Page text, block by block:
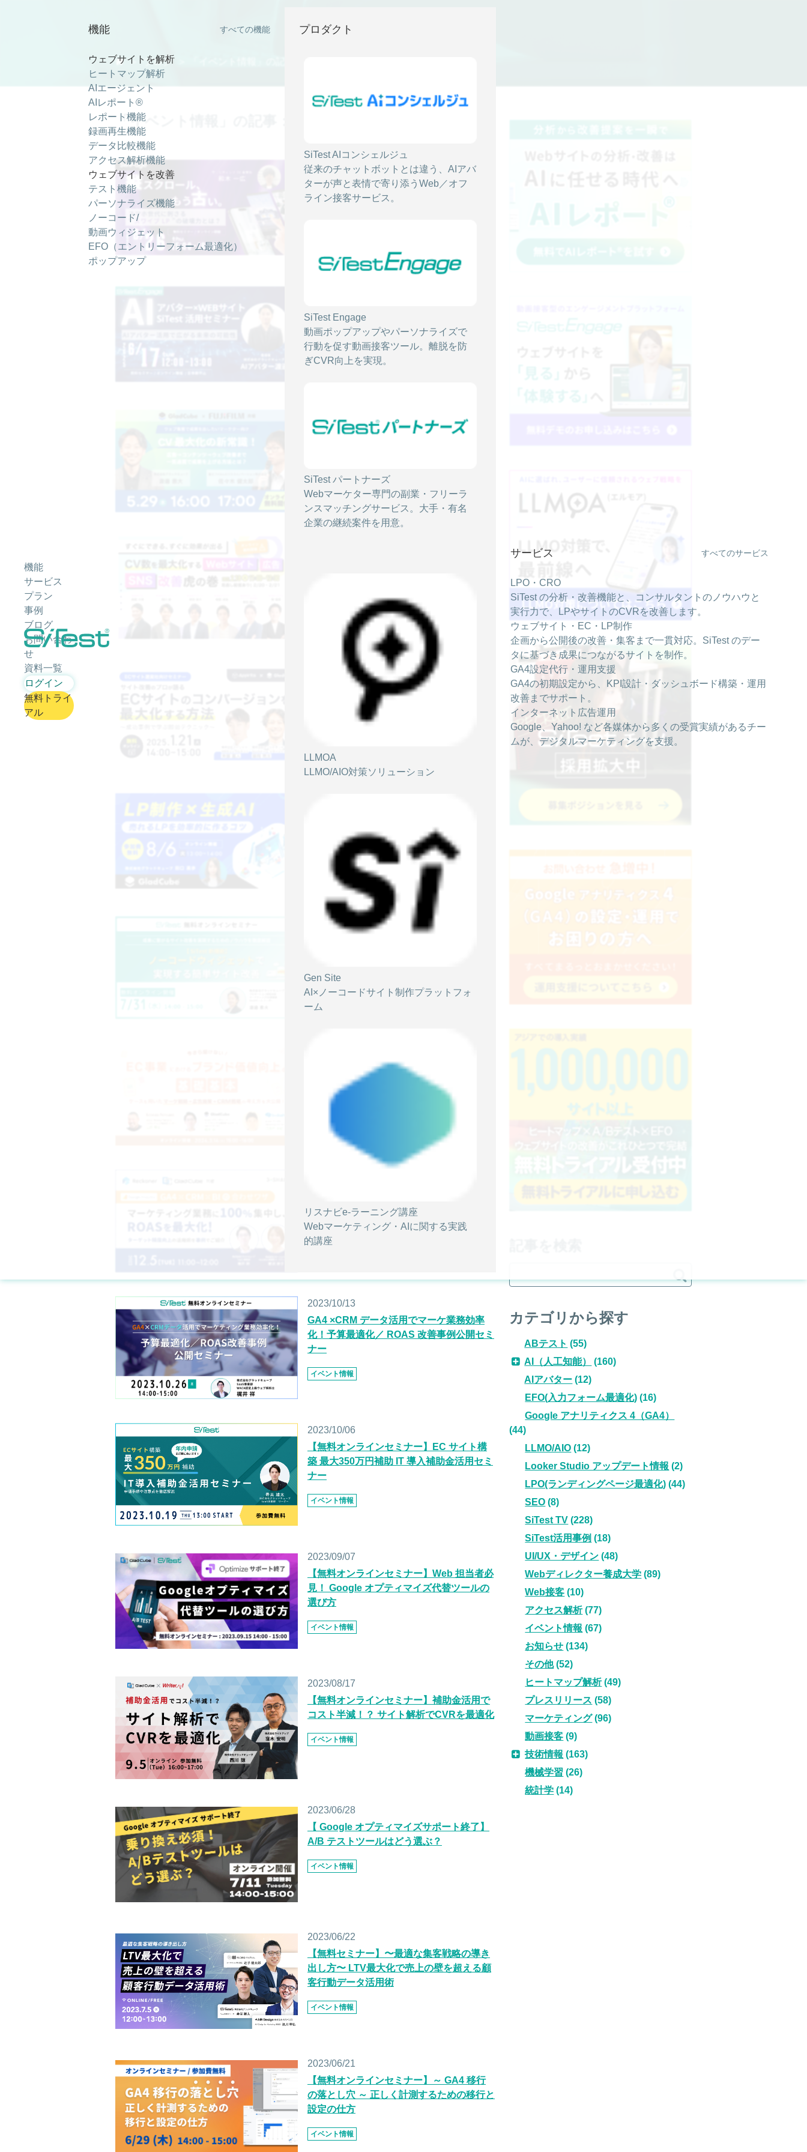
機能
サービス
プラン
事例
ブログ
お問い合わ
せ
資料一覧
ログイン
無料トライ
アル
機能 すべての機能
ウェブサイトを解析
ヒートマップ解析
AIエージェント
AIレポート®
レポート機能
録画再生機能
データ比較機能
アクセス解析機能
ウェブサイトを改善
テスト機能
パーソナライズ機能
ノーコード/
動画ウィジェット
EFO（エントリーフォーム最適化）
ポップアップ
プロダクト
SiTest AIコンシェルジュ
従来のチャットボットとは違う、AIアバ
ターが声と表情で寄り添うWeb／オフ
ライン接客サービス。
SiTest Engage
動画ポップアップやパーソナライズで
行動を促す動画接客ツール。離脱を防
ぎCVR向上を実現。
SiTest パートナーズ
Webマーケター専門の副業・フリーラ
ンスマッチングサービス。大手・有名
企業の継続案件を用意。
LLMOA
LLMO/AIO対策ソリューション
Gen Site
AI×ノーコードサイト制作プラットフォ
ーム
リスナビe-ラーニング講座
Webマーケティング・AIに関する実践
的講座
サービス すべてのサービス
LPO・CRO
SiTest の分析・改善機能と、コンサルタントのノウハウと
実行力で、LPやサイトのCVRを改善します。
ウェブサイト・EC・LP制作
企画から公開後の改善・集客まで一貫対応。SiTest のデー
タに基づき成果につながるサイトを制作。
GA4設定代行・運用支援
GA4の初期設定から、KPI設計・ダッシュボード構築・運用
改善までサポート。
インターネット広告運用
Google、Yahoo! など各媒体から多くの受賞実績があるチー
ムが、デジタルマーケティングを支援。
 ＞ ブログ
「イベント情報」の記事：
2025/06/19
【無料オンラインセミナー】「縦スクロー
ル、もう古い。」 スマホ世代に刺さる“ ス
×WEBサイト SiTest活用セミナー ～AIア
バター活用で広がる未来の可能性～
イベント情報
【無料オンラインセミナー】コンバージョ
とは？
イベント情報
2024/12/24
【無料オンラインセミナー】サイト改善の
プロが語る ECサイトのコンバージョンを
最大化する方法
AI ～ 売れる LP を効率的に作るコツ～
イベント情報
2024/07/23
善
イベント情報
無料オンラインセミナー【EC事業における
ブランド価値向上の基礎基本】～ケースを
用いたマーケ戦略～広告施策～CRM戦略の
イベント情報
合わせワザ】マーケティング業務に100%
集中し、ROASを最大化／ターゲット精度
向上の活用術を事例でご紹介
2023/10/13
GA4 ×CRM データ活用でマーケ業務効率
化！予算最適化／ ROAS 改善事例公開セミ
ナー
イベント情報
2023/10/06
【無料オンラインセミナー】EC サイト構
築 最大350万円補助 IT 導入補助金活用セミ
ナー
イベント情報
2023/09/07
【無料オンラインセミナー】Web 担当者必
見！ Google オプティマイズ代替ツールの
選び方
イベント情報
2023/08/17
【無料オンラインセミナー】補助金活用で
コスト半減！？ サイト解析でCVRを最適化
イベント情報
2023/06/28
【 Google オプティマイズサポート終了】
A/B テストツールはどう選ぶ？
イベント情報
2023/06/22
【無料セミナー】〜最適な集客戦略の導き
出し方〜 LTV最大化で売上の壁を超える顧
客行動データ活用術
イベント情報
2023/06/21
【無料オンラインセミナー】～ GA4 移行
の落とし穴 ～ 正しく計測するための移行と
設定の仕方
イベント情報
カテゴリから探す
ABテスト (55)
AI（人工知能）
(160)
AIアバター (12)
EFO(入力フォーム最適化) (16)
Google アナリティクス 4（GA4）
(44)
LLMO/AIO (12)
Looker Studio アップデート情報 (2)
LPO(ランディングページ最適化) (44)
SEO (8)
SiTest TV (228)
SiTest活用事例 (18)
UI/UX・デザイン (48)
Webディレクター養成大学 (89)
Web接客 (10)
アクセス解析(77)
イベント情報 (67)
お知らせ (134)
その他(52)
ヒートマップ解析(49)
プレスリリース (58)
マーケティング(96)
動画接客 (9)
技術情報 (163)
機械学習 (26)
統計学 (14)